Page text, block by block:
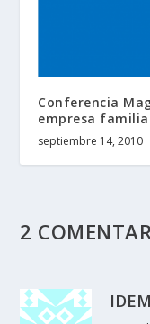
Conferencia
empresa
septiembre 14, 2010
2